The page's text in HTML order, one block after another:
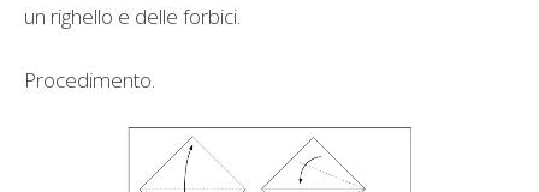
un righello e delle forbici.
Procedimento.